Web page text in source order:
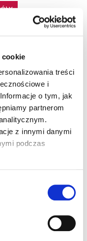
treści
i
o tym, jak
partnerom
z innymi danymi
podczas